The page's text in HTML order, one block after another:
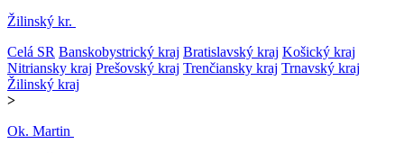
Žilinský kr.
Celá SR Banskobystrický kraj Bratislavský kraj Košický kraj
Nitriansky kraj Prešovský kraj Trenčiansky kraj Trnavský kraj
Žilinský kraj
>
Ok. Martin